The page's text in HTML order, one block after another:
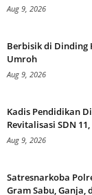
Aug 9, 2026
Berbisik di Dinding
Umroh
Aug 9, 2026
Kadis Pendidikan
Revitalisasi SDN
Aug 9, 2026
Satresnarkoba
Gram Sabu, Ganja,